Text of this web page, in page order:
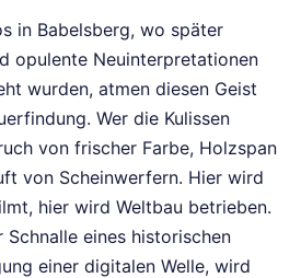
in Babelsberg, wo später
opulente Neuinterpretationen
wurden, atmen diesen Geist
Wer die Kulissen
von frischer Farbe, Holzspan
von Scheinwerfern. Hier wird
hier wird Weltbau betrieben.
eines historischen
einer digitalen Welle, wird